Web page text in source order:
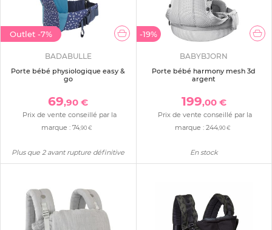
Outlet -7%
BADABULLE
Porte bébé physiologique easy &
go
69,90 €
Prix de vente conseillé par la
marque :74,90 €
Plus que 2 avant rupture définitive
-19%
BABYBJORN
Porte bébé harmony mesh 3d
argent
199,00 €
Prix de vente conseillé par la
marque : 244,90 €
En stock